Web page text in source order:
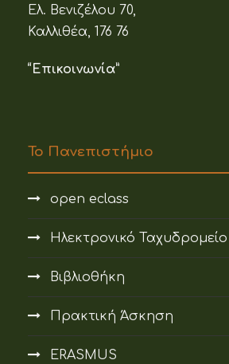
Ελ. Βενιζέλου 70,
Καλλιθέα, 176 76
“Επικοινωνία”
Το Πανεπιστήμιο
open eclass
Ηλεκτρονικό Ταχυδρομείο
Βιβλιοθήκη
Πρακτική Άσκηση
ERASMUS